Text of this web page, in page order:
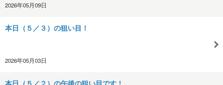
2026年05月09日
本日（５／３）の狙い目！
2026年05月03日
本日（５／２）の午後の狙い目です！